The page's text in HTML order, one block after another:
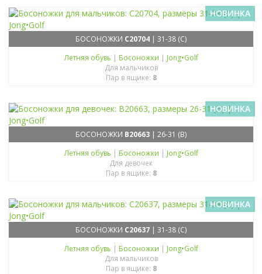
НОВИНКА
БОСОНОЖКИ C20704 | 31-38 (C)
Летняя обувь | Босоножки | Jong•Golf
Для мальчиков
Пар в ящике: 8
НОВИНКА
БОСОНОЖКИ B20663 | 26-31 (B)
Летняя обувь | Босоножки | Jong•Golf
Для девочек
Пар в ящике: 8
НОВИНКА
БОСОНОЖКИ C20637 | 31-38 (C)
Летняя обувь | Босоножки | Jong•Golf
Для мальчиков
Пар в ящике: 8